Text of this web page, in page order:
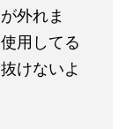
外れま
用してる
けないよ